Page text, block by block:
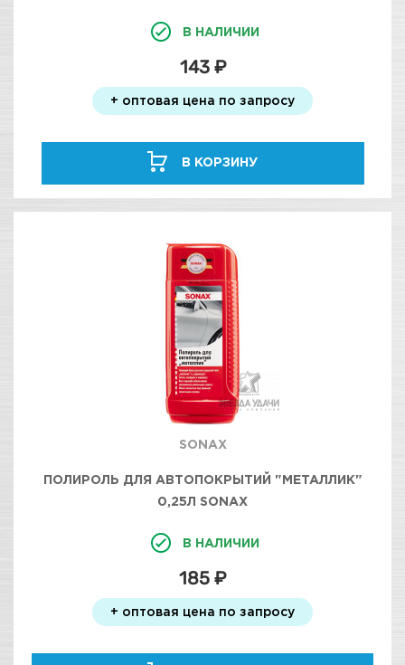
В НАЛИЧИИ
143 ₽
+ оптовая цена по запросу
В КОРЗИНУ
SONAX
ПОЛИРОЛЬ ДЛЯ АВТОПОКРЫТИЙ "МЕТАЛЛИК"
0,25Л SONAX
В НАЛИЧИИ
185 ₽
+ оптовая цена по запросу